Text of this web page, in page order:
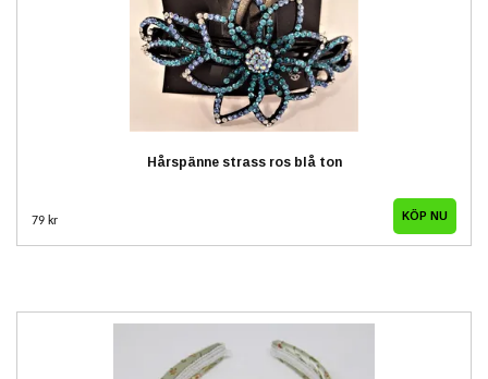
Hårspänne strass ros blå ton
79 kr